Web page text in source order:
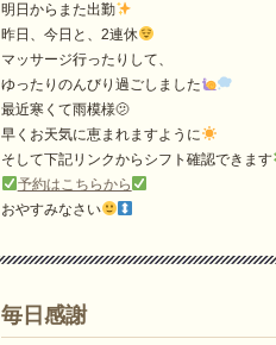
明日からまた出勤
昨日、今日と、2連休
マッサージ行ったりして、
ゆったりのんびり過ごしました
最近寒くて雨模様🫤
早くお天気に恵まれますように
そして下記リンクからシフト確認できます
予約はこちらから
おやすみなさい
毎日感謝